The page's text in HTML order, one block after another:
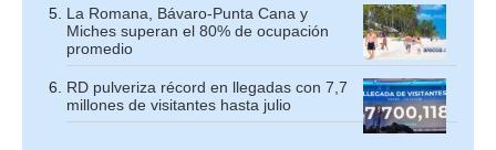
La Romana, Bávaro-Punta Cana y
Miches superan el 80% de ocupación
promedio
RD pulveriza récord en llegadas con 7,7
millones de visitantes hasta julio